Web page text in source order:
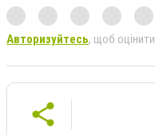
Авторизуйтесь, щоб оцінити